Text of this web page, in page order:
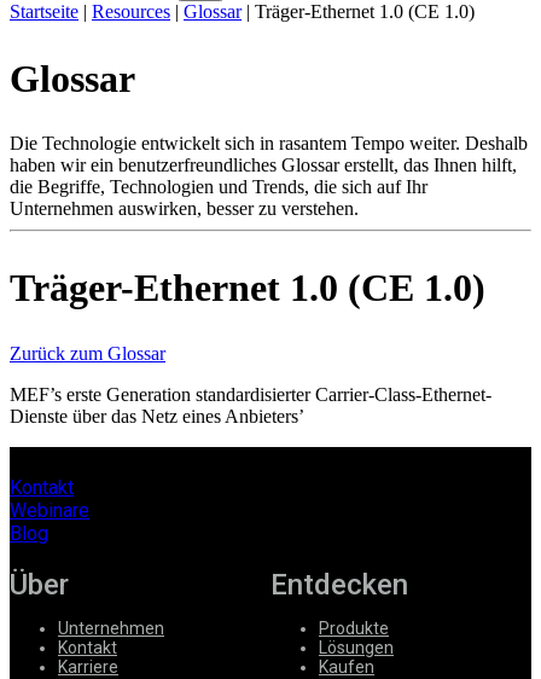
Produkte
Support
Services
Kaufen
Ressourcen
Register Anmeldung
Partner
Startseite | Resources | Glossar | Träger-Ethernet 1.0 (CE 1.0)
Glossar
Die Technologie entwickelt sich in rasantem Tempo weiter. Deshalb
haben wir ein benutzerfreundliches Glossar erstellt, das Ihnen hilft,
die Begriffe, Technologien und Trends, die sich auf Ihr
Unternehmen auswirken, besser zu verstehen.
Träger-Ethernet 1.0 (CE 1.0)
Zurück zum Glossar
MEF’s erste Generation standardisierter Carrier-Class-Ethernet-
Dienste über das Netz eines Anbieters’
Kontakt
Webinare
Blog
Über
Unternehmen
Kontakt
Karriere
Entdecken
Produkte
Lösungen
Kaufen